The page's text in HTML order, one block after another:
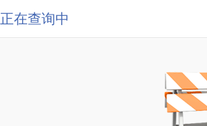
正在查询中